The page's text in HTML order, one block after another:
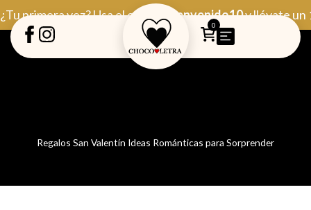
al
contenido
¿Tu primera vez? Usa el código Bienvenido10y llévate un
0
Regalos San Valentín Ideas Románticas para Sorprender